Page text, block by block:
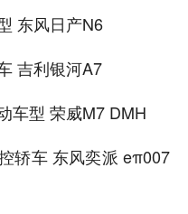
东风日产N6
吉利银河A7
车型 荣威M7 DMH
轿车 东风奕派 eπ007